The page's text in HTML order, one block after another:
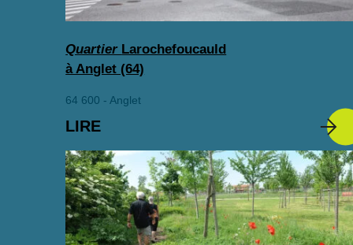
Quartier Larochefoucauld
à Anglet (64)
64 600 - Anglet
LIRE